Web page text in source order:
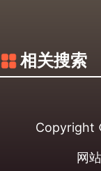
相关搜索
Copyright
网